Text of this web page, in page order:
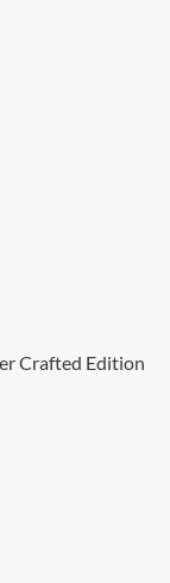
Crafted Edition